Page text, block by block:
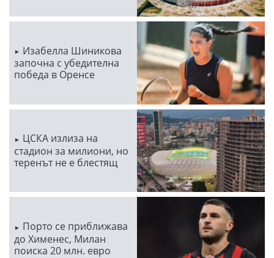
Изабелла Шиникова
започна с убедителна
победа в Оренсе
ЦСКА излиза на
стадион за милиони, но
теренът не е блестящ
Порто се приближава
до Хименес, Милан
поиска 20 млн. евро